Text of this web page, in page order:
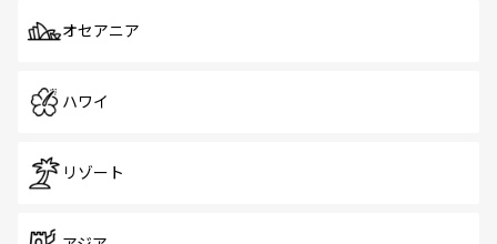
オセアニア
ハワイ
リゾート